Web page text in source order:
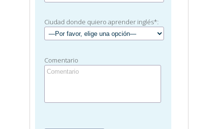
Ciudad donde quiero aprender inglés*:
Comentario